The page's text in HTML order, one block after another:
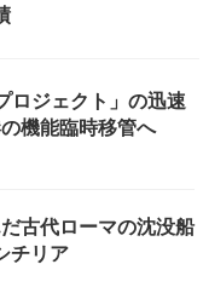
ジェクト」の迅速
機能臨時移管へ
古代ローマの沈没船
チリア